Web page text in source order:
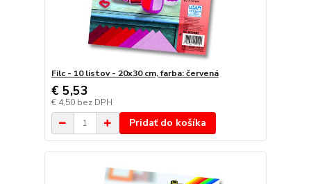
Filc - 10 listov - 20x30 cm, farba: červená
€ 5,53
€ 4,50 bez DPH
Pridať do košíka